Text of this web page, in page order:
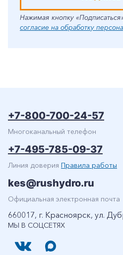
Нажимая кнопку
согласие на обработку
МЫ В СОЦСЕТЯХ
+7-800-700-24-57
Многоканальный телефон
+7-495-785-09-37
Линия доверия Правила работы
kes@rushydro.ru
Официальная электронная почта
660017, г. Красноярск, ул.